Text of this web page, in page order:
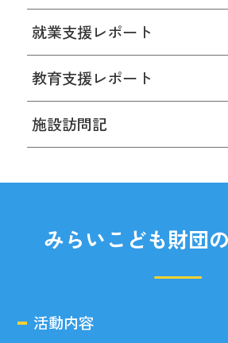
就業支援レポート
教育支援レポート
施設訪問記
みらいこども財団
活動内容